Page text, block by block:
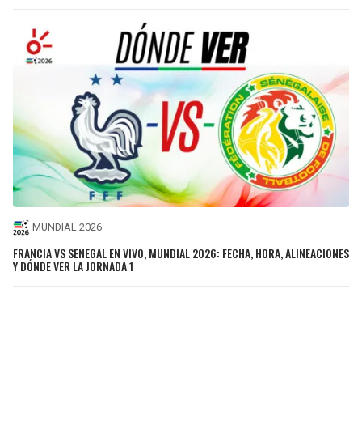
MUNDIAL 2026
FRANCIA VS SENEGAL EN VIVO, MUNDIAL 2026: FECHA, HORA, ALINEACIONES
Y DÓNDE VER LA JORNADA 1